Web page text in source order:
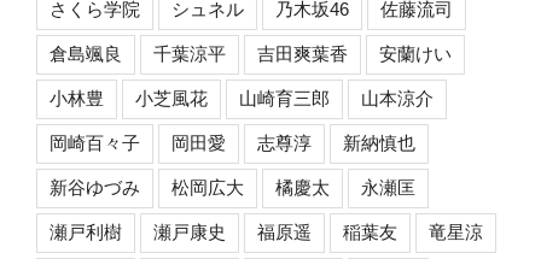
さくら学院 シュネル 乃木坂46 佐藤流司
倉島颯良 千葉涼平 吉田爽葉香 安蘭けい
小林豊 小芝風花 山崎育三郎 山本涼介
岡崎百々子 岡田愛 志尊淳 新納慎也
新谷ゆづみ 松岡広大 橘慶太 永瀬匡
瀬戸利樹 瀬戸康史 福原遥 稲葉友 竜星涼